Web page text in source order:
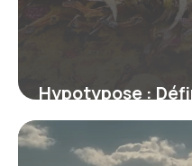
Hypotypose :
en littérature
9 juillet 2026